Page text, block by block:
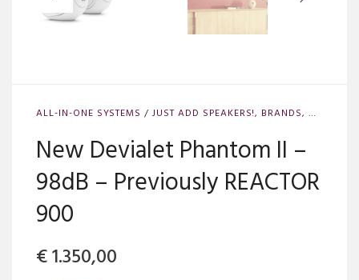
ALL-IN-ONE SYSTEMS / JUST ADD SPEAKERS!, BRANDS,DEVIALET
New Devialet Phantom II –
98dB – Previously REACTOR
900
€1.350,00